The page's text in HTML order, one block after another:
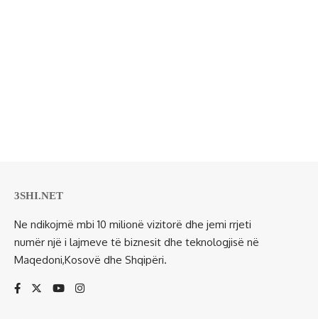
3SHI.NET
Ne ndikojmë mbi 10 milionë vizitorë dhe jemi rrjeti
numër një i lajmeve të biznesit dhe teknologjisë në
Maqedoni,Kosovë dhe Shqipëri.